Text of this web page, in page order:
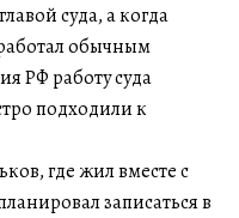
суда, а когда
обычным
РФ работу суда
подходили к
где жил вместе с
записаться в